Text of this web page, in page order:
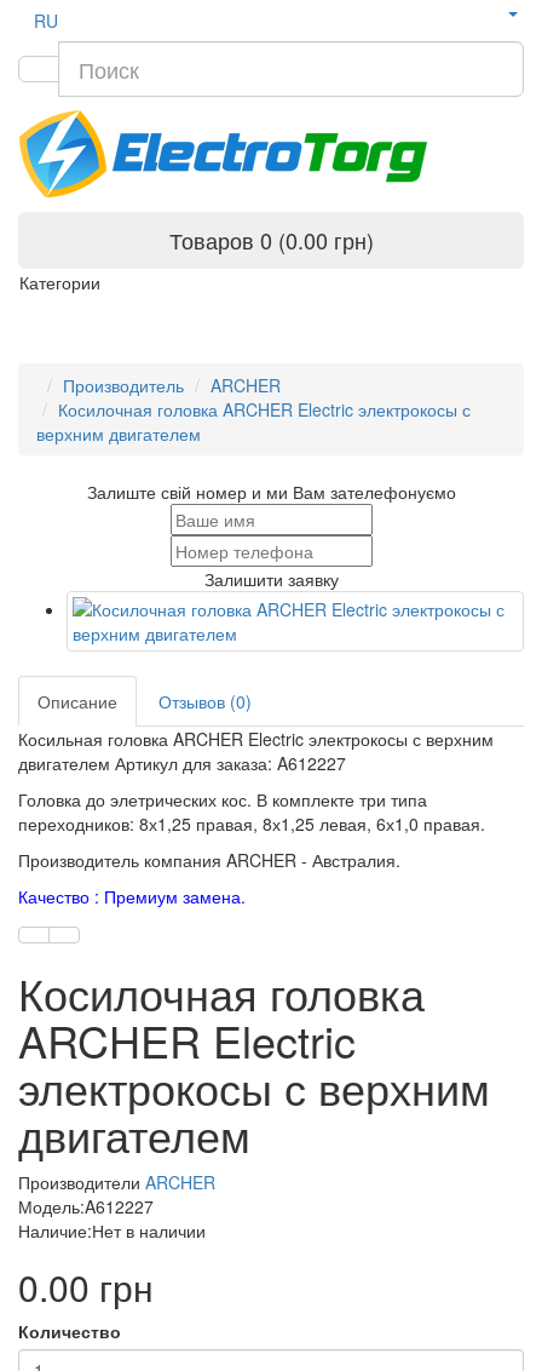
RU
Товаров 0 (0.00 грн)
Категории
Производитель
ARCHER
Косилочная головка ARCHER Electric электрокосы с
верхним двигателем
Залиште свій номер и ми Вам зателефонуємо
Залишити заявку
Описание
Отзывов (0)
Косильная головка ARCHER Electric электрокосы с верхним
двигателем Артикул для заказа: A612227
Головка до элетрических кос. В комплекте три типа
переходников: 8х1,25 правая, 8х1,25 левая, 6х1,0 правая.
Производитель компания ARCHER - Австралия.
Качество : Премиум замена.
Косилочная головка
ARCHER Electric
электрокосы с верхним
двигателем
Производители ARCHER
Модель:A612227
Наличие:Нет в наличии
0.00 грн
Количество